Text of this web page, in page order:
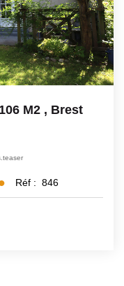
M2 , Brest
Réf : 846